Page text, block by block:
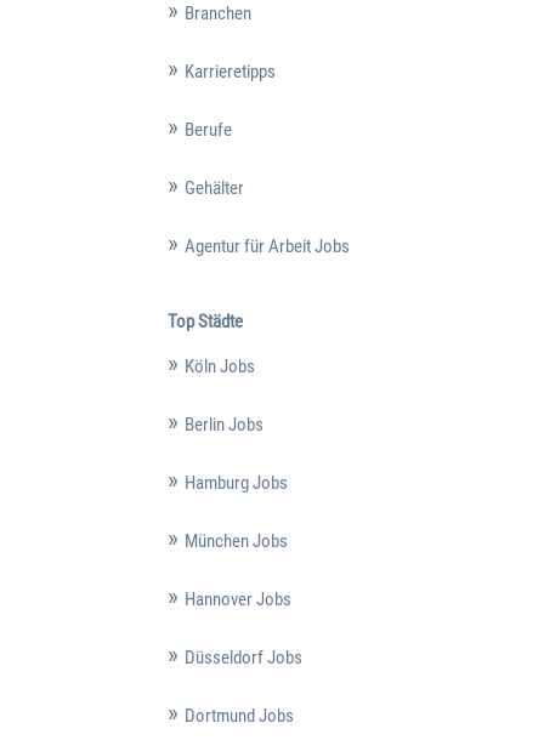
Branchen
Karrieretipps
Berufe
Gehälter
Agentur für Arbeit Jobs
Top Städte
Köln Jobs
Berlin Jobs
Hamburg Jobs
München Jobs
Hannover Jobs
Düsseldorf Jobs
Dortmund Jobs